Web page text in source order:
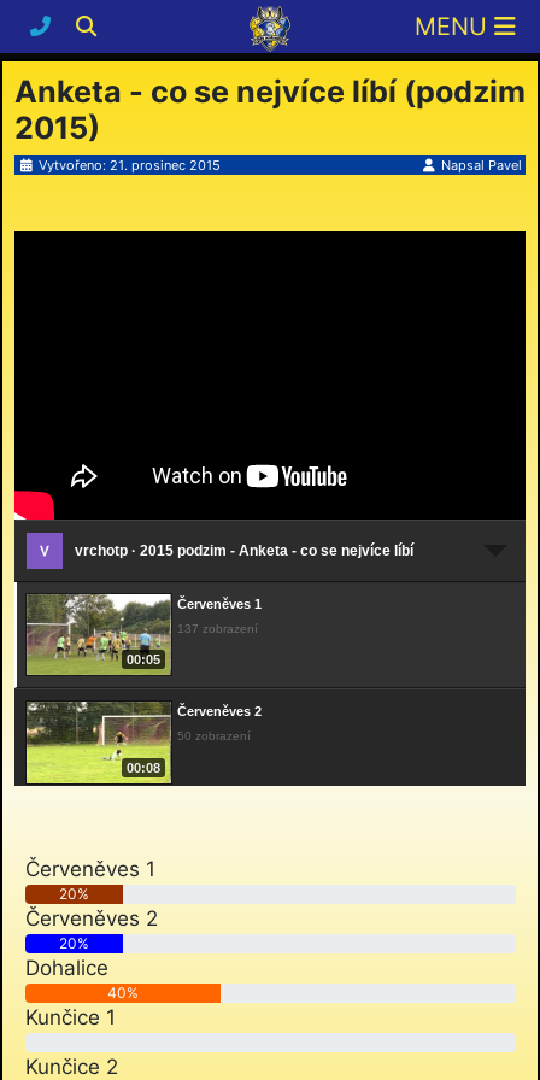
Anketa - co se nejvíce líbí (podzim
2015)
Napsal Pavel
Vytvořeno: 21. prosinec 2015
vrchotp · 2015 podzim - Anketa - co se nejvíce líbí
00:05
Červeněves 1
137 zobrazení
00:08
Červeněves 2
50 zobrazení
00:06
00:04
9 zobrazení
Kunčice 2
Červeněves 1
20%
Červeněves 2
20%
Dohalice
40%
Kunčice 1
Kunčice 2